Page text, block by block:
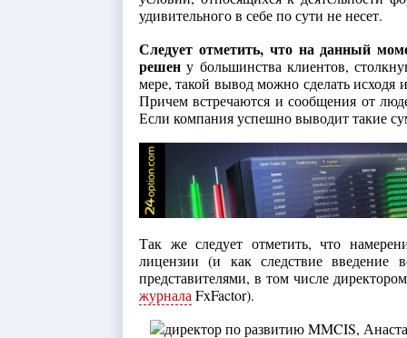
удивительного в себе по сути не несет.
Следует отметить, что на данный
решен у большинства клиентов,
мере, такой вывод можно сделать
Причем встречаются и сообщения от
Если компания успешно выводит такие
Так же следует отметить, что
лицензии (и как следствие
представителями, в том числе
журналаFxFactor).